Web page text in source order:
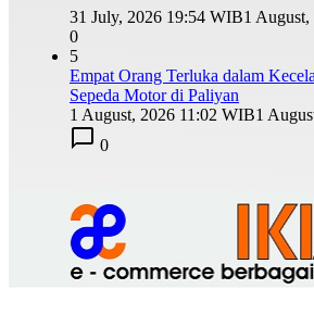
31 July, 2026 19:54 WIB1
0
5
Empat Orang Terluka dalam
Sepeda Motor di Paliyan
1 August, 2026 11:02 WIB1
0